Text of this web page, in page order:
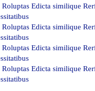
Roluptas Edicta similique
Roluptas Edicta similique
Roluptas Edicta similique
Roluptas Edicta similique